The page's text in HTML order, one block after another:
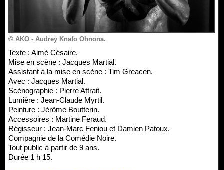
© AKO - Audrey Knafo Ohnona.
Texte : Aimé Césaire.
Mise en scène : Jacques Martial.
Assistant à la mise en scène : Tim Greacen.
Avec : Jacques Martial.
Scénographie : Pierre Attrait.
Lumière : Jean-Claude Myrtil.
Peinture : Jérôme Boutterin.
Accessoires : Martine Feraud.
Régisseur : Jean-Marc Feniou et Damien Patoux.
Compagnie de la Comédie Noire.
Tout public à partir de 9 ans.
Durée 1 h 15.